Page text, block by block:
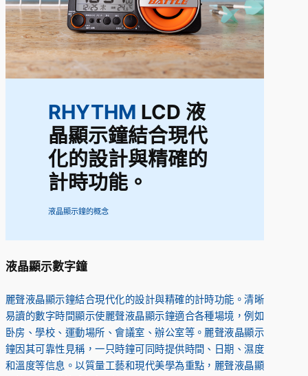
RHYTHM LCD 液
晶顯示鐘結合現代
化的設計與精確的
計時功能。
液晶顯示鐘的概念
液晶顯示數字鐘
麗聲液晶顯示鐘結合現代化的設計與精確的計時功能。清晰
易讀的數字時間顯示使麗聲液晶顯示鐘適合各種場境，例如
卧房、學校、運動場所、會議室、辦公室等。麗聲液晶顯示
鐘因其可靠性見稱，一只時鐘可同時提供時間、日期、濕度
和溫度等信息。以質量工藝和現代美學為重點，麗聲液晶顯